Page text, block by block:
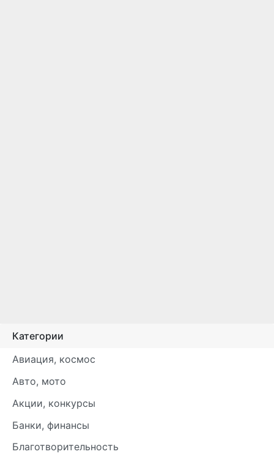
Категории
Авиация, космос
Авто, мото
Акции, конкурсы
Банки, финансы
Благотворительность